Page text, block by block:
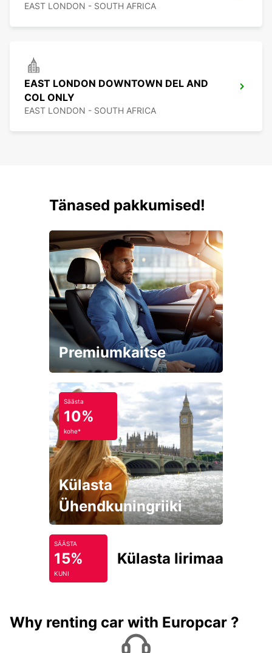
EAST LONDON - SOUTH AFRICA
EAST LONDON DOWNTOWN DEL AND
COL ONLY
EAST LONDON - SOUTH AFRICA
Tänased pakkumised!
Premiumkaitse
Säästa
10%
kohe*
Külasta
Ühendkuningriiki
SÄÄSTA
15%
KUNI
Külasta Iirimaad
Why renting car with Europcar ?